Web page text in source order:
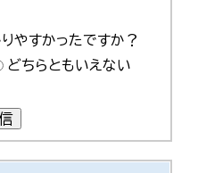
やすかったですか？
どちらともいえない